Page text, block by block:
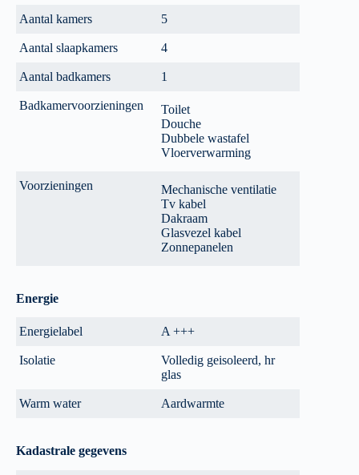
Aantal kamers 5
Aantal slaapkamers 4
Aantal badkamers 1
Badkamervoorzieningen
Toilet
Douche
Dubbele wastafel
Vloerverwarming
Voorzieningen
Mechanische ventilatie
Tv kabel
Dakraam
Glasvezel kabel
Zonnepanelen
Energie
Energielabel A +++
Isolatie
Volledig geisoleerd, hr
glas
Warm water Aardwarmte
Kadastrale gegevens